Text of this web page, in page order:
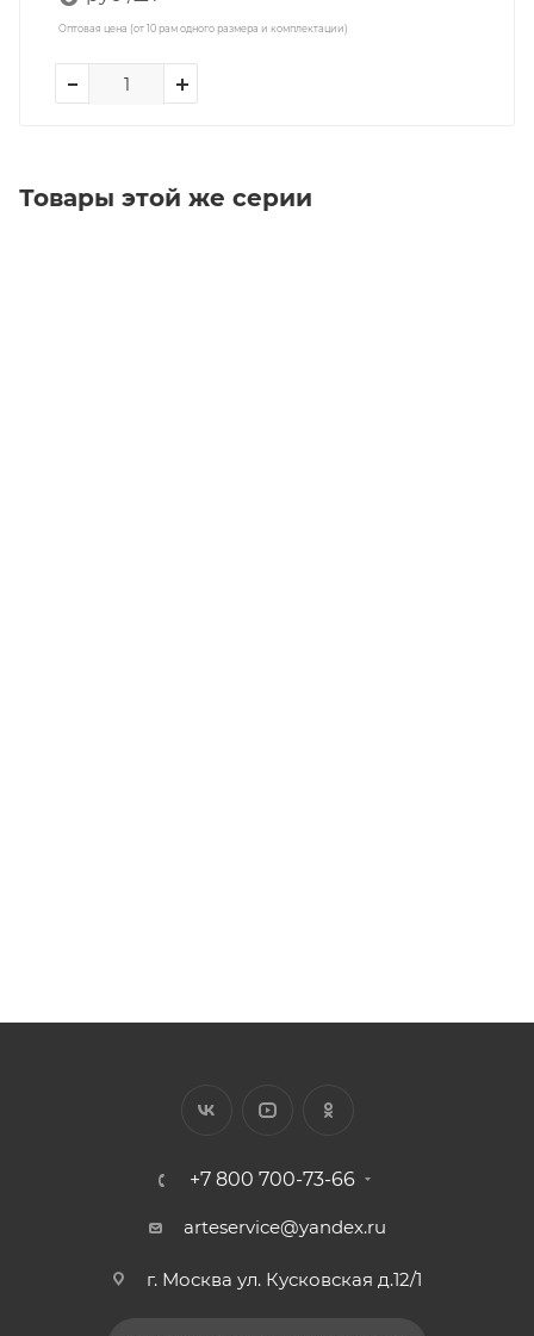
Оптовая цена (от 10 рам одного размера и комплектации)
Товары этой же серии
+7 800 700-73-66
arteservice@yandex.ru
г. Москва ул. Кусковская д.12/1